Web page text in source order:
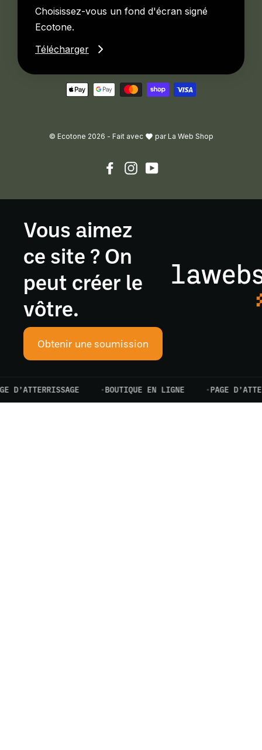
Choisissez-vous un fond d'écran signé
Ecotone.
Télécharger
© Ecotone 2026 - Fait avec parLa Web Shop
FacebookInstagram
Vous aimez
ce site ? On
peut créer le
vôtre.
Obtenir une soumission
BOUTIQUE EN LIGNE PAGE